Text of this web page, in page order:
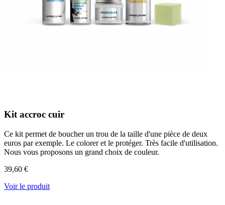
Kit accroc cuir
Ce kit permet de boucher un trou de la taille d'une pièce de deux
euros par exemple. Le colorer et le protéger. Très facile d'utilisation.
Nous vous proposons un grand choix de couleur.
39,60 €
Voir le produit